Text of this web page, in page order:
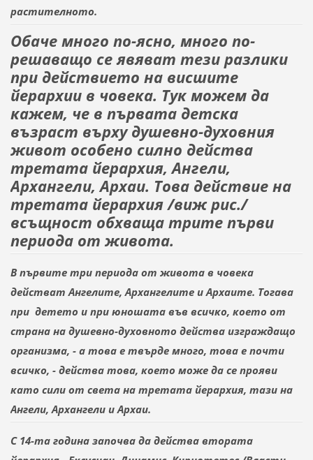
растителното.
Обаче много по-ясно, много по-
решаващо се явяват тези разлики
при действието на висшите
йерархии в човека. Тук можем да
кажем, че в първата детска
възраст върху душевно-духовния
живот особено силно действа
третата йерархия, Ангели,
Архангели, Архаи. Това действие на
третата йерархия /виж рис./
всъщност обхваща трите първи
периода от живота.
В първите три периода от живота в човека
действат Ангелите, Архангелите и Архаите. Тогава
при детето и при юношата във всичко, което от
страна на душевно-духовното действа изграждащо
организма, - а това е твърде много, това е почти
всичко, - действа това, което може да се прояви
като сили от света на третата йерархия, тази на
Ангели, Архангели и Архаи.
С 14-та година започва да действа втората